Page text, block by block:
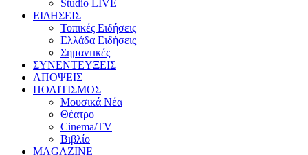
Studio LIVE
ΕΙΔΗΣΕΙΣ
Τοπικές Ειδήσεις
Ελλάδα Ειδήσεις
Σημαντικές
ΣΥΝΕΝΤΕΥΞΕΙΣ
ΑΠΟΨΕΙΣ
ΠΟΛΙΤΙΣΜΟΣ
Μουσικά Νέα
Θέατρο
Cinema/TV
Βιβλίο
MAGAZINE